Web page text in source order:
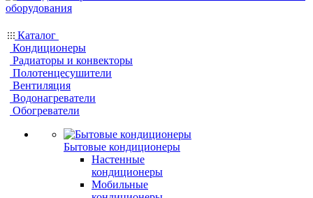
Каталог
Кондиционеры
Радиаторы и конвекторы
Полотенцесушители
Вентиляция
Водонагреватели
Обогреватели
Бытовые кондиционеры
Настенные
кондиционеры
Мобильные